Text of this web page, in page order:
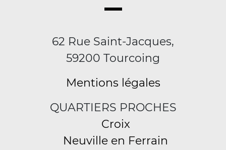
62 Rue Saint-Jacques,
59200 Tourcoing
Mentions légales
QUARTIERS PROCHES
Croix
Neuville en Ferrain